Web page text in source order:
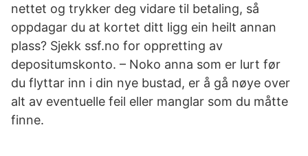
nettet og trykker deg vidare til betaling, så
oppdagar du at kortet ditt ligg ein heilt annan
plass? Sjekk ssf.no for oppretting av
depositumskonto. – Noko anna som er lurt før
du flyttar inn i din nye bustad, er å gå nøye over
alt av eventuelle feil eller manglar som du måtte
finne.